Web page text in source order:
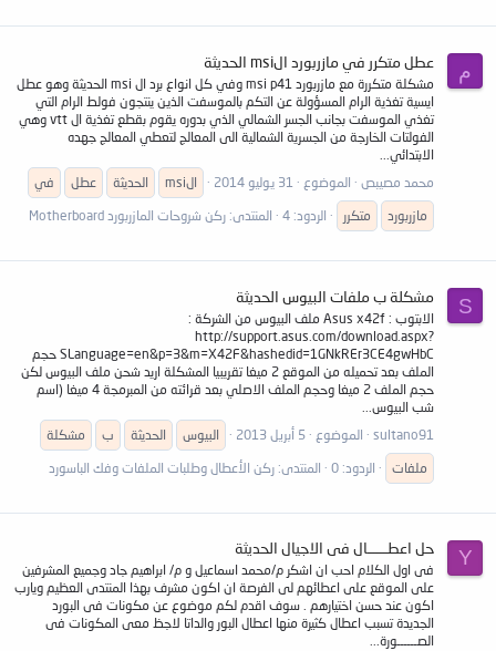
م عطل متكرر في مازربورد الmsi الحديثة
مشكلة متكررة مع مازربورد msi p41 وفي كل انواع برد ال msi الحديثة وهو عطل
ايسية تغذية الرام المسؤولة عن التكم بالموسفت الذين ينتجون فولط الرام التي
تغذي الموسفت بجانب الجسر الشمالي الذي بدوره يقوم بقطع تغذية ال vtt وهي
الفولتات الخارجة من الجسرية الشمالية الى المعالج لتعطي المعالج جهده
الابتدائي...
محمد مصيبص
الموضوع 31 يوليو 2014 الmsi الحديثة عطل
في
مازربورد
متكرر الردود: 4 المنتدى: ركن شروحات المازربورد Motherboard
S مشكلة ب ملفات البيوس الحديثة
الابتوب : Asus x42f ملف البيوس من الشركة :
http://support.asus.com/download.aspx?
SLanguage=en&p=3&m=X42F&hashedid=1GNkREr3CE4gwHbC حجم
الملف بعد تحميله من الموقع 2 ميغا تقريبيا المشكلة اريد شحن ملف البيوس لكن
حجم الملف 2 ميغا وحجم الملف الاصلي بعد قرائته من المبرمجة 4 ميغا (اسم
شب البيوس...
sultano91
الموضوع 5 أبريل 2013 البيوس الحديثة ب
مشكلة
ملفات
الردود: 0 المنتدى: ركن الأعطال وطلبات الملفات وفك الباسورد
Y حل اعطــــــال فى الاجيال الحديثة
فى اول الكلام احب ان اشكر م/محمد اسماعيل و م/ ابراهيم جاد وجميع المشرفين
على الموقع على اعطائهم لى الفرصة ان اكون مشرف بهذا المنتدى العظيم ويارب
اكون عند حسن اختيارهم . سوف اقدم لكم موضوع عن مكونات فى البورد
الجديدة تسبب اعطال كثيرة منها اعطال البور والداتا لاجظ معى المكونات فى
الصــــــورة...